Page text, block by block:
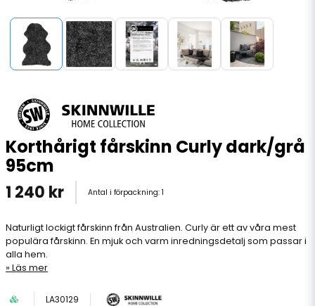
Korthårigt fårskinn Curly dark/grå
95cm
1 240 kr Antal i förpackning: 1
Naturligt lockigt fårskinn från Australien. Curly är ett av våra mest
populära fårskinn. En mjuk och varm inredningsdetalj som passar i
alla hem.
Läs mer
LA30129